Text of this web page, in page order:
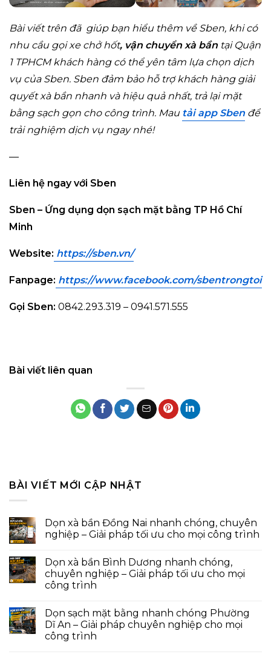
Bài viết trên đã giúp bạn hiểu thêm về Sben, khi có
nhu cầu gọi xe chở hốt, vận chuyển xà bần tại Quận
1 TPHCM khách hàng có thể yên tâm lựa chọn dịch
vụ của Sben. Sben đảm bảo hỗ trợ khách hàng giải
quyết xà bần nhanh và hiệu quả nhất, trả lại mặt
bằng sạch gọn cho công trình. Mau tải app Sben để
trải nghiệm dịch vụ ngay nhé!
—
Liên hệ ngay với Sben
Sben – Ứng dụng dọn sạch mặt bằng TP Hồ Chí
Minh
Website: https://sben.vn/
Fanpage: https://www.facebook.com/sbentrongtoi
Gọi Sben: 0842.293.319 – 0941.571.555
Bài viết liên quan
BÀI VIẾT MỚI CẬP NHẬT
Dọn xà bần Đồng Nai nhanh chóng, chuyên
nghiệp – Giải pháp tối ưu cho mọi công trình
Dọn xà bần Bình Dương nhanh chóng,
chuyên nghiệp – Giải pháp tối ưu cho mọi
công trình
Dọn sạch mặt bằng nhanh chóng Phường
Dĩ An – Giải pháp chuyên nghiệp cho mọi
công trình